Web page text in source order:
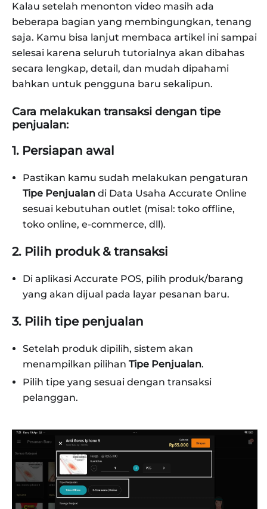
Kalau setelah menonton video masih ada
beberapa bagian yang membingungkan, tenang
saja. Kamu bisa lanjut membaca artikel ini sampai
selesai karena seluruh tutorialnya akan dibahas
secara lengkap, detail, dan mudah dipahami
bahkan untuk pengguna baru sekalipun.
Cara melakukan transaksi dengan tipe
penjualan:
1. Persiapan awal
Pastikan kamu sudah melakukan pengaturan
Tipe Penjualan di Data Usaha Accurate Online
sesuai kebutuhan outlet (misal: toko offline,
toko online, e-commerce, dll).
2. Pilih produk & transaksi
Di aplikasi Accurate POS, pilih produk/barang
yang akan dijual pada layar pesanan baru.
3. Pilih tipe penjualan
Setelah produk dipilih, sistem akan
menampilkan pilihan Tipe Penjualan.
Pilih tipe yang sesuai dengan transaksi
pelanggan.